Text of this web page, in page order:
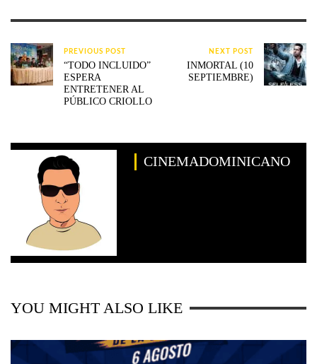
PREVIOUS POST
“TODO INCLUIDO”
ESPERA
ENTRETENER AL
PÚBLICO CRIOLLO
NEXT POST
INMORTAL (10
SEPTIEMBRE)
CINEMADOMINICANO
YOU MIGHT ALSO LIKE